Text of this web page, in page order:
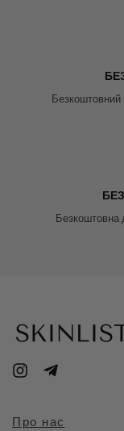
Безкоштовний
Безкоштовна
Про нас